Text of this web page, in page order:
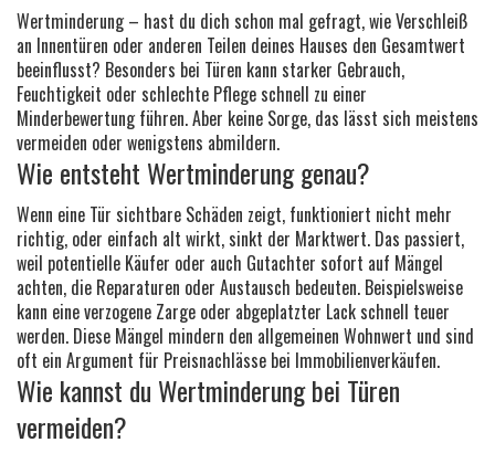
Wertminderung – hast du dich schon mal gefragt, wie Verschleiß
an Innentüren oder anderen Teilen deines Hauses den Gesamtwert
beeinflusst? Besonders bei Türen kann starker Gebrauch,
Feuchtigkeit oder schlechte Pflege schnell zu einer
Minderbewertung führen. Aber keine Sorge, das lässt sich meistens
vermeiden oder wenigstens abmildern.
Wie entsteht Wertminderung genau?
Wenn eine Tür sichtbare Schäden zeigt, funktioniert nicht mehr
richtig, oder einfach alt wirkt, sinkt der Marktwert. Das passiert,
weil potentielle Käufer oder auch Gutachter sofort auf Mängel
achten, die Reparaturen oder Austausch bedeuten. Beispielsweise
kann eine verzogene Zarge oder abgeplatzter Lack schnell teuer
werden. Diese Mängel mindern den allgemeinen Wohnwert und sind
oft ein Argument für Preisnachlässe bei Immobilienverkäufen.
Wie kannst du Wertminderung bei Türen
vermeiden?